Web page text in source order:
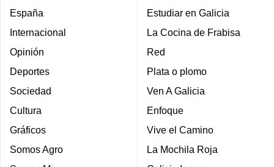
España
Internacional
Opinión
Deportes
Sociedad
Cultura
Gráficos
Somos Agro
Estudiar en Galicia
La Cocina de Frabisa
Red
Plata o plomo
Ven A Galicia
Enfoque
Vive el Camino
La Mochila Roja